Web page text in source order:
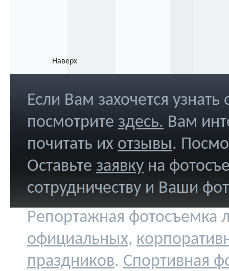
Наверх
Если Вам захочется
посмотрите здесь. Вам
почитать их отзывы.
Оставьте заявку на
сотрудничеству и Ваши
Репортажная фотосъемка
официальных,
праздников. Спортивная